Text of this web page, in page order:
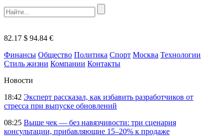
82.17 $ 94.84 €
Финансы Общество Политика Спорт Москва Технологии
Стиль жизни Компании Контакты
Новости
18:42 Эксперт рассказал, как избавить разработчиков от
стресса при выпуске обновлений
08:25 Выше чек — без навязчивости: три сценария
консультации, прибавляющие 15–20% к продаже